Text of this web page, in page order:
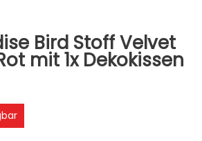
Bird Stoff Velvet
mit 1x Dekokissen